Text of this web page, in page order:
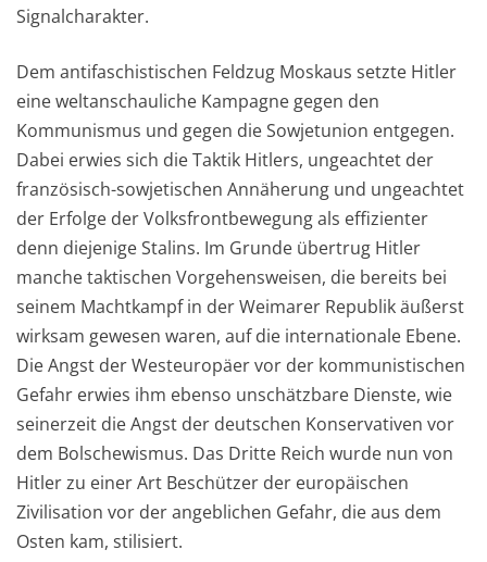
Signalcharakter.
Dem antifaschistischen Feldzug Moskaus setzte Hitler
eine weltanschauliche Kampagne gegen den
Kommunismus und gegen die Sowjetunion entgegen.
Dabei erwies sich die Taktik Hitlers, ungeachtet der
französisch-sowjetischen Annäherung und ungeachtet
der Erfolge der Volksfrontbewegung als effizienter
denn diejenige Stalins. Im Grunde übertrug Hitler
manche taktischen Vorgehensweisen, die bereits bei
seinem Machtkampf in der Weimarer Republik äußerst
wirksam gewesen waren, auf die internationale Ebene.
Die Angst der Westeuropäer vor der kommunistischen
Gefahr erwies ihm ebenso unschätzbare Dienste, wie
seinerzeit die Angst der deutschen Konservativen vor
dem Bolschewismus. Das Dritte Reich wurde nun von
Hitler zu einer Art Beschützer der europäischen
Zivilisation vor der angeblichen Gefahr, die aus dem
Osten kam, stilisiert.